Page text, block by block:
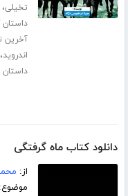
تخیلی،
آخرین
اندروید
داستان
دانلود کتاب ماه گرفتگی
از: